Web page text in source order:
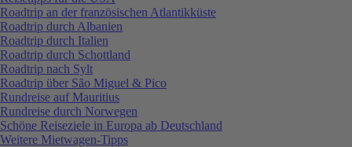
Roadtrip an der französischen Atlantikküste
Roadtrip durch Albanien
Roadtrip durch Italien
Roadtrip durch Schottland
Roadtrip nach Sylt
Roadtrip über São Miguel & Pico
Rundreise auf Mauritius
Rundreise durch Norwegen
Schöne Reiseziele in Europa ab Deutschland
Weitere Mietwagen-Tipps